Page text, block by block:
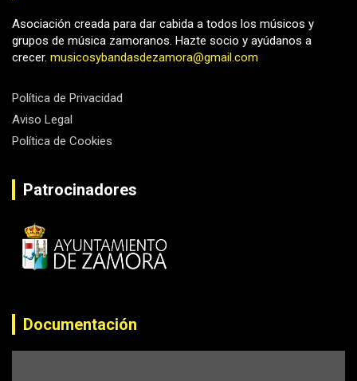
Asociación creada para dar cabida a todos los músicos y
grupos de música zamoranos. Hazte socio y ayúdanos a
crecer. musicosybandasdezamora@gmail.com
Política de Privacidad
Aviso Legal
Política de Cookies
Patrocinadores
Documentación